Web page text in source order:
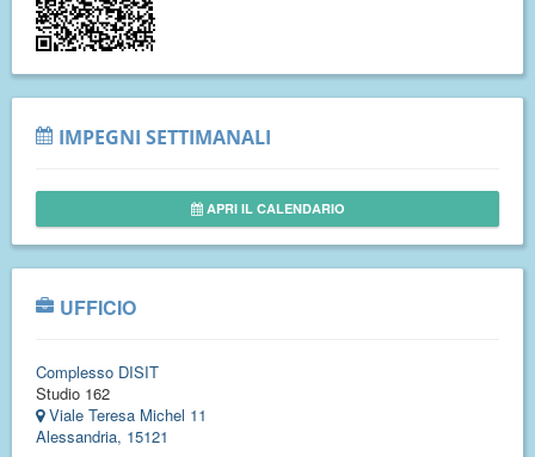
IMPEGNI SETTIMANALI
APRI IL CALENDARIO
UFFICIO
Complesso DISIT
Studio 162
Viale Teresa Michel 11
Alessandria, 15121